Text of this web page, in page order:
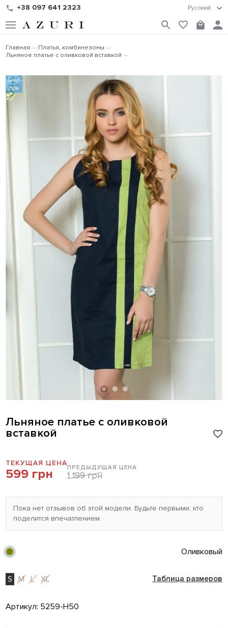
+38 097 641 2323 Русский
Главная
Платья, комбинезоны
Льняное платье с оливковой вставкой
Льняное платье с оливковой
вставкой
ТЕКУЩАЯ ЦЕНА
599 грн ПРЕДЫДУЩАЯ ЦЕНА
1 199 грн
Пока нет отзывов об этой модели. Будьте первыми, кто
поделится впечатлением.
Оливковый
S M L XL Таблица размеров
Артикул: 5259-H50